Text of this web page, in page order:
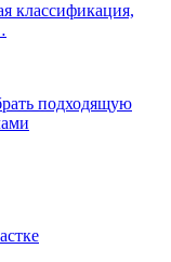
классификация,
подходящую